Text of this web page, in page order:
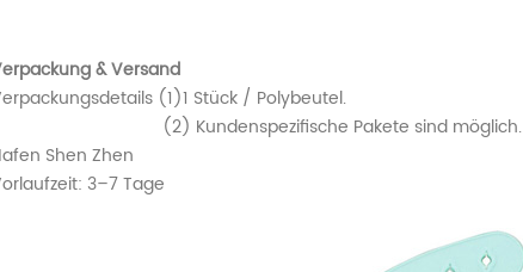
& Versand
(1)1 Stück / Polybeutel.
(2) Kundenspezifische Pakete sind möglich.
Shen Zhen
3–7 Tage